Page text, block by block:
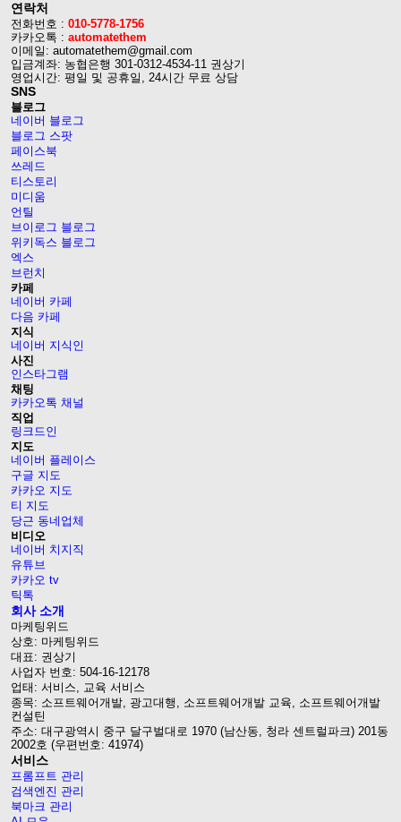
연락처
전화번호 : 010-5778-1756
카카오톡 : automatethem
이메일: automatethem@gmail.com
입금계좌: 농협은행 301-0312-4534-11 권상기
영업시간: 평일 및 공휴일, 24시간 무료 상담
SNS
블로그
네이버 블로그
블로그 스팟
페이스북
쓰레드
티스토리
미디움
언틸
브이로그 블로그
위키독스 블로그
엑스
브런치
카페
네이버 카페
다음 카페
지식
네이버 지식인
사진
인스타그램
채팅
카카오톡 채널
직업
링크드인
지도
네이버 플레이스
구글 지도
카카오 지도
티 지도
당근 동네업체
비디오
네이버 치지직
유튜브
카카오 tv
틱톡
회사 소개
마케팅위드
상호: 마케팅위드
대표: 권상기
사업자 번호: 504-16-12178
업태: 서비스, 교육 서비스
종목: 소프트웨어개발, 광고대행, 소프트웨어개발 교육, 소프트웨어개발
컨설틴
주소: 대구광역시 중구 달구벌대로 1970 (남산동, 청라 센트럴파크) 201동
2002호 (우편번호: 41974)
서비스
프롬프트 관리
검색엔진 관리
북마크 관리